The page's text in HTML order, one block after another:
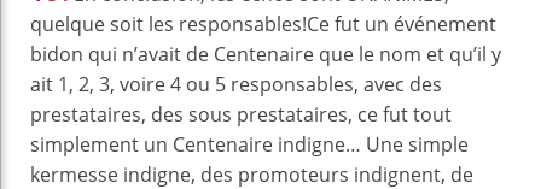
quelque soit les responsables!Ce fut un événement
bidon qui n’avait de Centenaire que le nom et qu’il y
ait 1, 2, 3, voire 4 ou 5 responsables, avec des
prestataires, des sous prestataires, ce fut tout
simplement un Centenaire indigne… Une simple
kermesse indigne, des promoteurs indignent, de